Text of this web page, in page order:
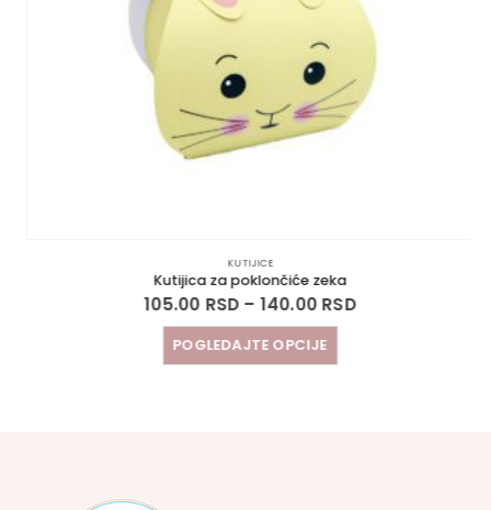
KUTIJICE
Kutijica za poklončiće zeka
105.00 RSD – 140.00 RSD
POGLEDAJTE OPCIJE